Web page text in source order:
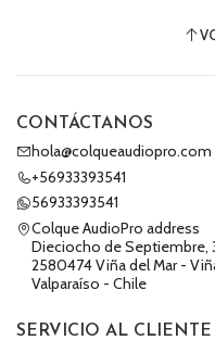
CONTÁCTANOS
hola@colqueaudiopro.com
+56933393541
56933393541
Colque AudioPro address
Dieciocho de Septiembre,
2580474 Viña del Mar -
Valparaíso - Chile
SERVICIO AL CLIENTE